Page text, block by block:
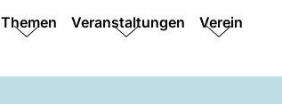
Themen Veranstaltungen Verein